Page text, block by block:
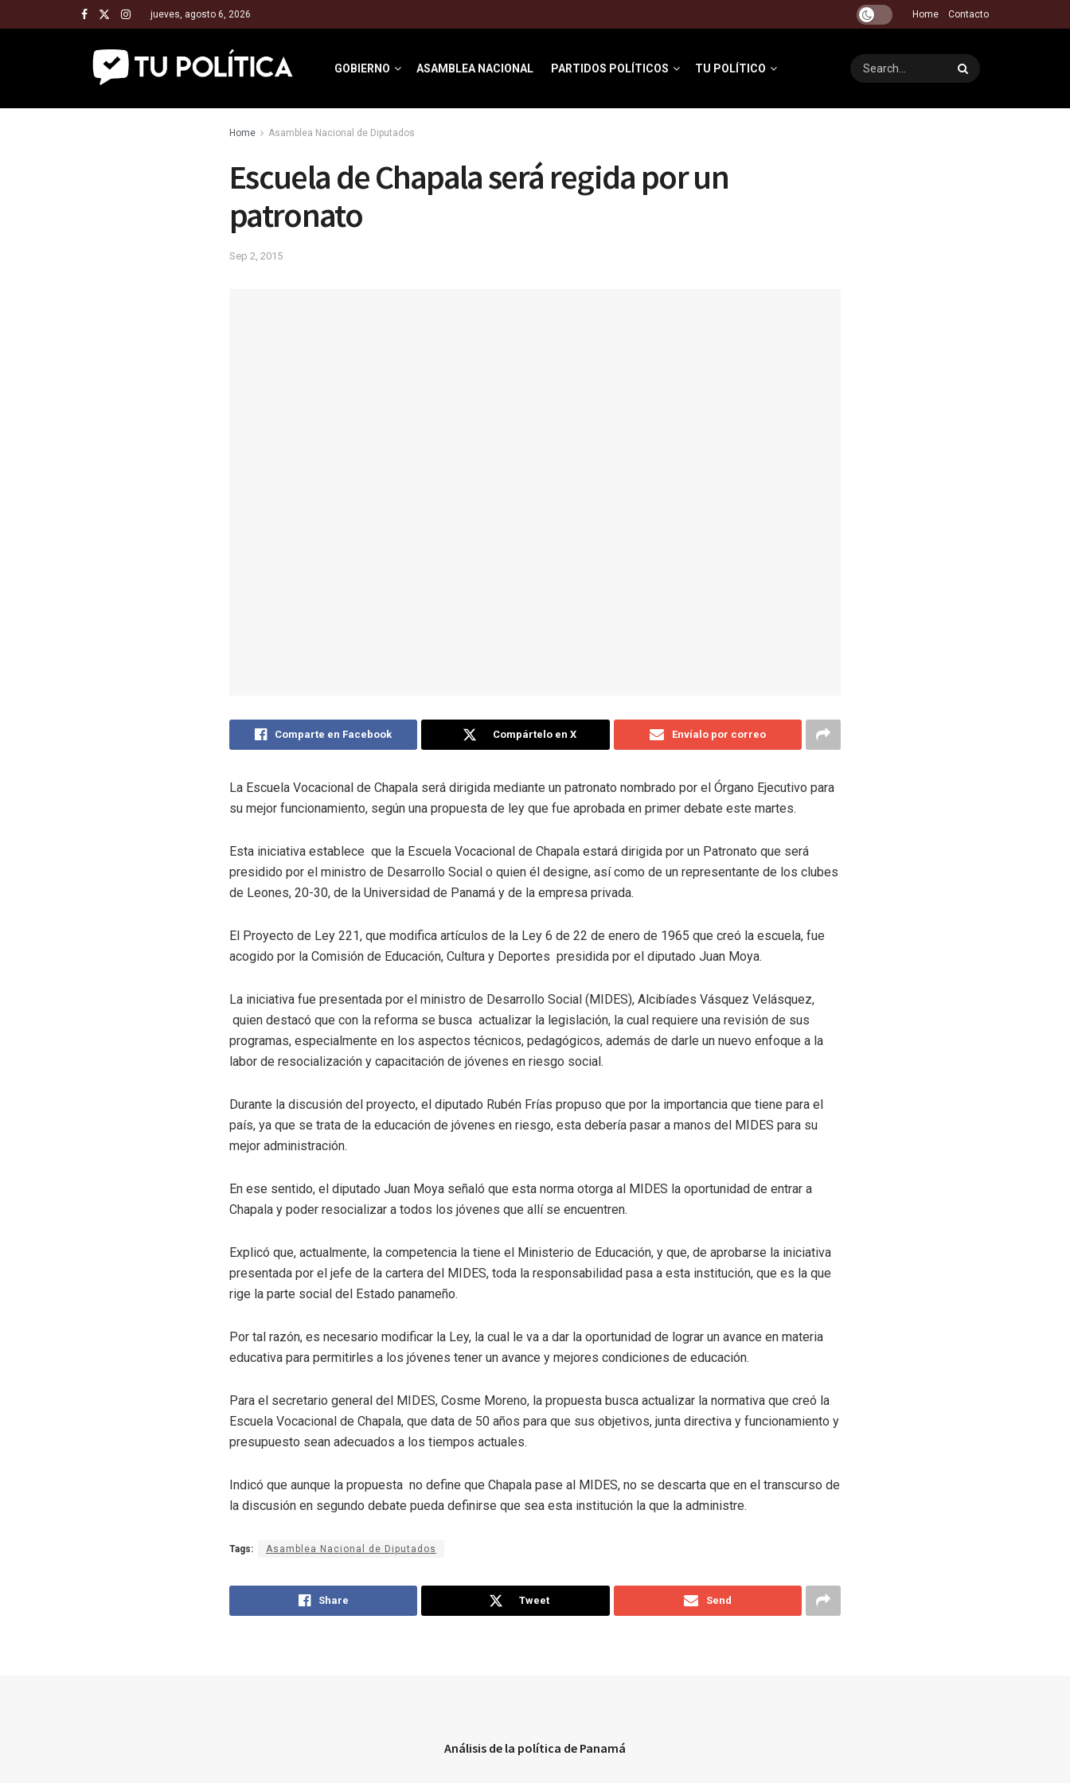
jueves, agosto 6, 2026 Home Contacto
GOBIERNO ASAMBLEA NACIONAL PARTIDOS POLÍTICOS TU POLÍTICO
Home Asamblea Nacional de Diputados
Escuela de Chapala será regida por un
patronato
Sep 2, 2015
Comparte en Facebook Compártelo en X Envíalo por correo
La Escuela Vocacional de Chapala será dirigida mediante un patronato nombrado por el Órgano Ejecutivo para
su mejor funcionamiento, según una propuesta de ley que fue aprobada en primer debate este martes.
Esta iniciativa establece que la Escuela Vocacional de Chapala estará dirigida por un Patronato que será
presidido por el ministro de Desarrollo Social o quien él designe, así como de un representante de los clubes
de Leones, 20-30, de la Universidad de Panamá y de la empresa privada.
El Proyecto de Ley 221, que modifica artículos de la Ley 6 de 22 de enero de 1965 que creó la escuela, fue
acogido por la Comisión de Educación, Cultura y Deportes presidida por el diputado Juan Moya.
La iniciativa fue presentada por el ministro de Desarrollo Social (MIDES), Alcibíades Vásquez Velásquez,
quien destacó que con la reforma se busca actualizar la legislación, la cual requiere una revisión de sus
programas, especialmente en los aspectos técnicos, pedagógicos, además de darle un nuevo enfoque a la
labor de resocialización y capacitación de jóvenes en riesgo social.
Durante la discusión del proyecto, el diputado Rubén Frías propuso que por la importancia que tiene para el
país, ya que se trata de la educación de jóvenes en riesgo, esta debería pasar a manos del MIDES para su
mejor administración.
En ese sentido, el diputado Juan Moya señaló que esta norma otorga al MIDES la oportunidad de entrar a
Chapala y poder resocializar a todos los jóvenes que allí se encuentren.
Explicó que, actualmente, la competencia la tiene el Ministerio de Educación, y que, de aprobarse la iniciativa
presentada por el jefe de la cartera del MIDES, toda la responsabilidad pasa a esta institución, que es la que
rige la parte social del Estado panameño.
Por tal razón, es necesario modificar la Ley, la cual le va a dar la oportunidad de lograr un avance en materia
educativa para permitirles a los jóvenes tener un avance y mejores condiciones de educación.
Para el secretario general del MIDES, Cosme Moreno, la propuesta busca actualizar la normativa que creó la
Escuela Vocacional de Chapala, que data de 50 años para que sus objetivos, junta directiva y funcionamiento y
presupuesto sean adecuados a los tiempos actuales.
Indicó que aunque la propuesta no define que Chapala pase al MIDES, no se descarta que en el transcurso de
la discusión en segundo debate pueda definirse que sea esta institución la que la administre.
Tags: Asamblea Nacional de Diputados
Share Tweet Send
Análisis de la política de Panamá